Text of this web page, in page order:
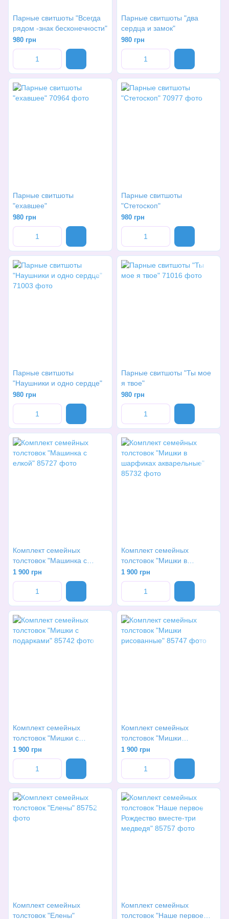
Парные свитшоты "Всегда
рядом -знак бесконечности"
980 грн
Парные свитшоты "два
сердца и замок"
980 грн
Парные свитшоты
"ехавшее"
980 грн
Парные свитшоты
"Стетоскоп"
980 грн
Парные свитшоты
"Наушники и одно сердце"
980 грн
Парные свитшоты "Ты мое
я твое"
980 грн
Комплект семейных
толстовок "Машинка с
елкой"
1 900 грн
Комплект семейных
толстовок "Мишки в
шарфиках акварельные"
1 900 грн
Комплект семейных
толстовок "Мишки с
подарками"
1 900 грн
Комплект семейных
толстовок "Мишки
рисованные"
1 900 грн
Комплект семейных
толстовок "Елены"
Комплект семейных
толстовок "Наше первое